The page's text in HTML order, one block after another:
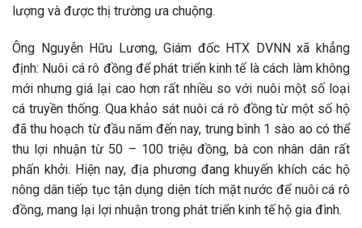
lượng và được thị trường ưa chuộng.
Ông Nguyễn Hữu Lương, Giám đốc HTX DVNN xã khẳng
định: Nuôi cá rô đồng để phát triển kinh tế là cách làm không
mới nhưng giá lại cao hơn rất nhiều so với nuôi một số loại
cá truyền thống. Qua khảo sát nuôi cá rô đồng từ một số hộ
đã thu hoạch từ đầu năm đến nay, trung bình 1 sào ao có thể
thu lợi nhuận từ 50 – 100 triệu đồng, bà con nhân dân rất
phấn khởi. Hiện nay, địa phương đang khuyến khích các hộ
nông dân tiếp tục tận dụng diện tích mặt nước để nuôi cá rô
đồng, mang lại lợi nhuận trong phát triển kinh tế hộ gia đình.